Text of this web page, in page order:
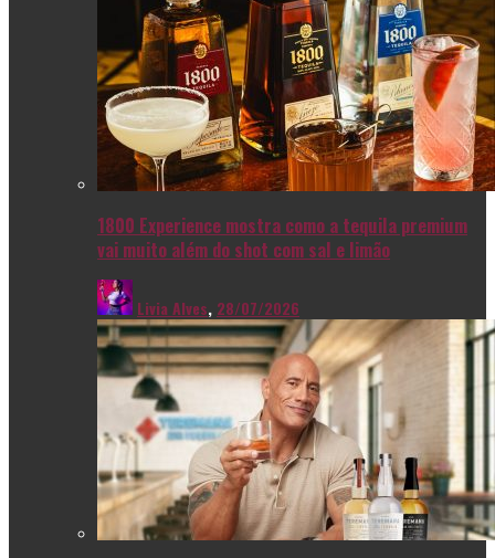
1800 Experience mostra como a tequila premium
vai muito além do shot com sal e limão
Livia Alves, 28/07/2026